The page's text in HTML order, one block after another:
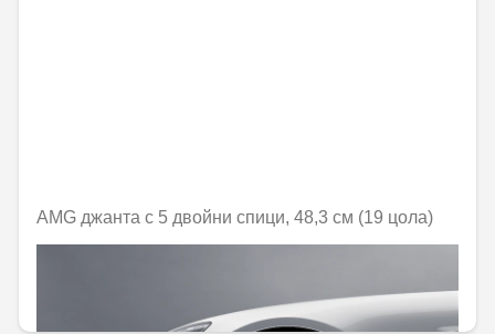
AMG джанта с 5 двойни спици, 48,3 см (19 цола)